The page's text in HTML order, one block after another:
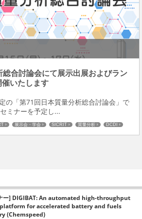
合討論会にて展示出展およびラン
いたします
の「第71回日本質量分析総合討論会」で
ミナーを予定し...
展示会・学会 SICRIT 質量分析 DCDI
ー] DIGIBAT: An automated high-throughput
for accelerated battery and fuels
(Chemspeed)